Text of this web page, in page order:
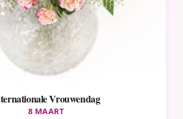
Vrouwendag
8 MAART